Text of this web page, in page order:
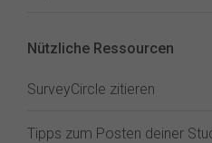
Nützliche Ressourcen
SurveyCircle zitieren
Tipps zum Posten deiner